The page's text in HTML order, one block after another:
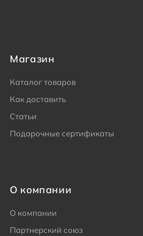
Магазин
Каталог товаров
Как доставить
Статьи
Подарочные сертификаты
О компании
О компании
Партнерский союз